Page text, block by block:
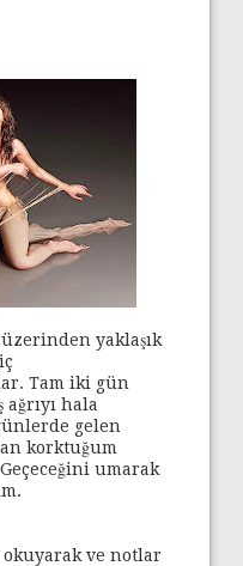
yaklaşık
Tam iki gün
hala
gelen
korktuğum
umarak
ve notlar